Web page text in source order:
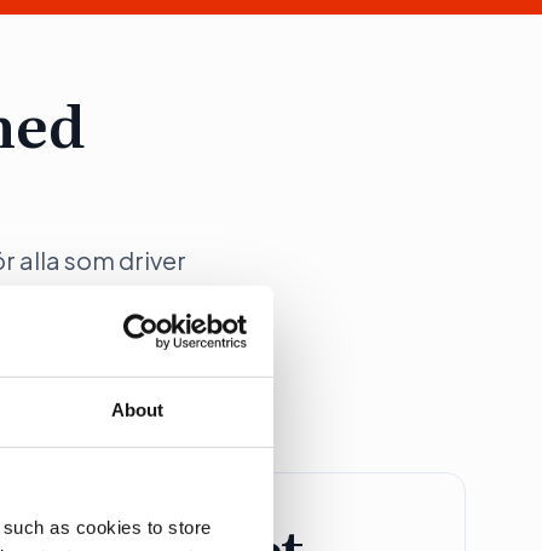
About
as cookies to store
alla som driver